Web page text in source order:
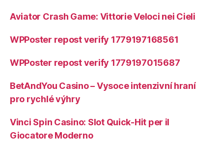
Aviator Crash Game: Vittorie Veloci nei Cieli
WPPoster repost verify 1779197168561
WPPoster repost verify 1779197015687
BetAndYou Casino – Vysoce intenzivní hraní
pro rychlé výhry
Vinci Spin Casino: Slot Quick‑Hit per il
Giocatore Moderno